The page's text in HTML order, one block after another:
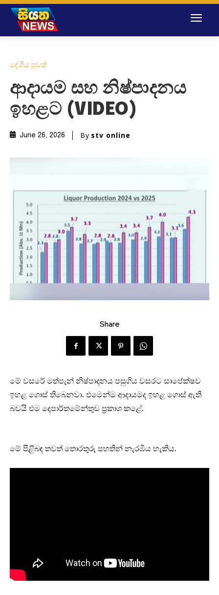
දේශීය පුවත්
ආදායම සහ නිෂ්පාදනය
ඉහළට (VIDEO)
June 26, 2026 By stv online
Share
මේ වසරේ මත්පැන් නිෂ්පාදනය පසුගිය වසරට සාපේක්ෂව
ඉහළ ගොස් තිබෙනවා. එමෙන්ම ආදායමද ඉහළ ගොස් ඇති
බවයි එම දෙපාර්තමේන්තුව ප්‍රකාශ කළේ.
මේ පිළිබඳ තවත් තොරතුරු පහතින් නැරඹිය හැකිය.